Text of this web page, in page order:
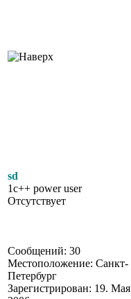
sd
1c++ power user
Отсутствует
Сообщений: 30
Местоположение: Санкт-
Петербург
Зарегистрирован: 19. Мая